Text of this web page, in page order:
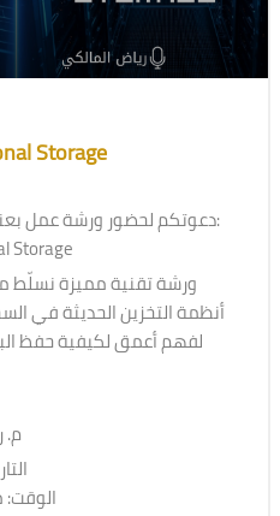
Storage
يسر نادي Oracle NextGen دعوتكم لحضور ورشة عمل بعنوان:
Storage
ورشة تقنية مميزة نسلّط
أنظمة التخزين الحديثة في
لفهم أعمق لكيفية حفظ
م.
🗓️
الوقت: من